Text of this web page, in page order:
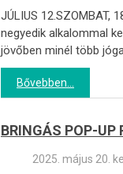
JÚLIUS 12.SZOMBAT,
negyedik alkalommal
jövőben minél több
Bővebben...
BRINGÁS POP-UP
2025. május 20.